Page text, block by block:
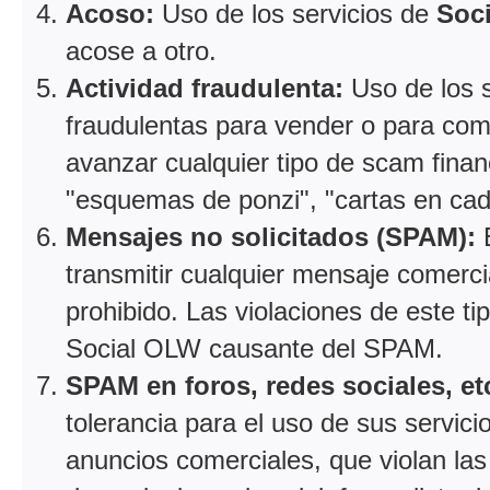
Acoso: Uso de los servicios de
acose a otro.
Actividad fraudulenta: Uso de los
fraudulentas para vender o para
avanzar cualquier tipo de scam
"esquemas de ponzi", "cartas en
Mensajes no solicitados (SPAM):
transmitir cualquier mensaje
prohibido. Las violaciones de este
Social OLW causante del SPAM.
SPAM en foros, redes sociales,
tolerancia para el uso de sus
anuncios comerciales, que violan